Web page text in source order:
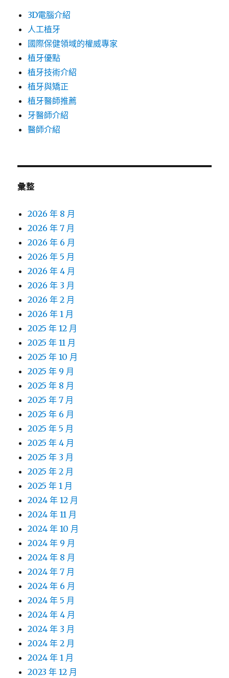
3D電腦介紹
人工植牙
國際保健領域的權威專家
植牙優點
植牙技術介紹
植牙與矯正
植牙醫師推薦
牙醫師介紹
醫師介紹
彙整
2026 年 8 月
2026 年 7 月
2026 年 6 月
2026 年 5 月
2026 年 4 月
2026 年 3 月
2026 年 2 月
2026 年 1 月
2025 年 12 月
2025 年 11 月
2025 年 10 月
2025 年 9 月
2025 年 8 月
2025 年 7 月
2025 年 6 月
2025 年 5 月
2025 年 4 月
2025 年 3 月
2025 年 2 月
2025 年 1 月
2024 年 12 月
2024 年 11 月
2024 年 10 月
2024 年 9 月
2024 年 8 月
2024 年 7 月
2024 年 6 月
2024 年 5 月
2024 年 4 月
2024 年 3 月
2024 年 2 月
2024 年 1 月
2023 年 12 月